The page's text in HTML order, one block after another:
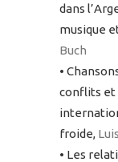
dans
musique
Buch
•
conflits et
froide,
• Les